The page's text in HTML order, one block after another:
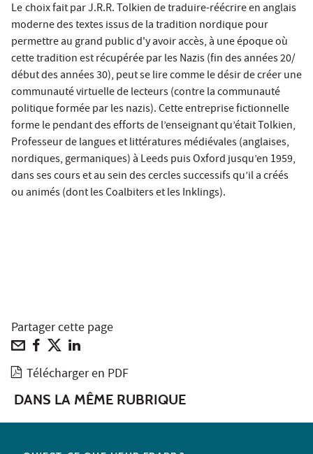
Lechoix fait par J.R.R. Tolkien de traduire-réécrire en anglais
moderne des textes issus de la tradition nordique pour
permettre au grand public d'y avoir accès, à une époque où
cette tradition est récupérée par les Nazis (fin des années 20/
début des années 30), peut se lire comme le désir de créer une
communauté virtuelle de lecteurs (contre la communauté
politique formée par les nazis). Cette entreprise fictionnelle
forme le pendant des efforts de l’enseignant qu’était Tolkien,
Professeur de langues et littératures médiévales (anglaises,
nordiques, germaniques) à Leeds puis Oxford jusqu’en 1959,
dans ses cours et au sein des cercles successifs qu’il a créés
ou animés (dont les Coalbiters et les Inklings).
Partager cette page
Télécharger en PDF
DANS LA MÊME RUBRIQUE